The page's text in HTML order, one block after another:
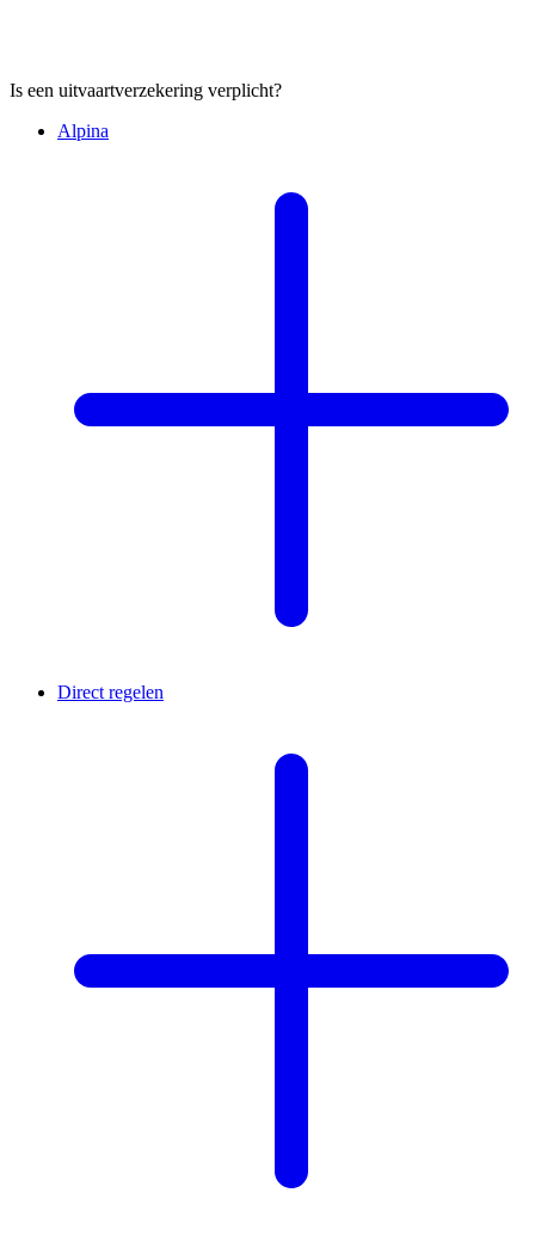
Is een uitvaartverzekering verplicht?
Alpina
Direct regelen